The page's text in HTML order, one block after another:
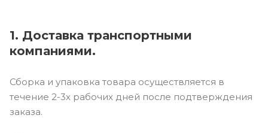
1. Доставка транспортными
компаниями.
Сборка и упаковка товара осуществляется в
течение 2-3х рабочих дней после подтверждения
заказа.